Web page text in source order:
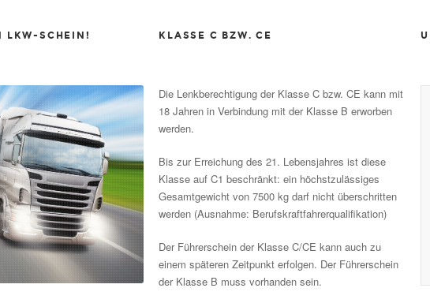
LKW-SCHEIN! KLASSE C BZW. CE
Die Lenkberechtigung der Klasse C bzw. CE kann mit
18 Jahren in Verbindung mit der Klasse B erworben
werden.
Bis zur Erreichung des 21. Lebensjahres ist diese
Klasse auf C1 beschränkt: ein höchstzulässiges
Gesamtgewicht von 7500 kg darf nicht überschritten
werden (Ausnahme: Berufskraftfahrerqualifikation)
Der Führerschein der Klasse C/CE kann auch zu
einem späteren Zeitpunkt erfolgen. Der Führerschein
der Klasse B muss vorhanden sein.